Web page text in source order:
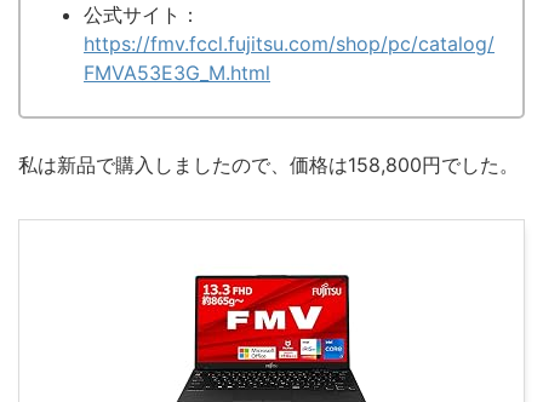
公式サイト：
https://fmv.fccl.fujitsu.com/shop/pc/catalog/
FMVA53E3G_M.html
私は新品で購入しましたので、価格は158,800円でした。